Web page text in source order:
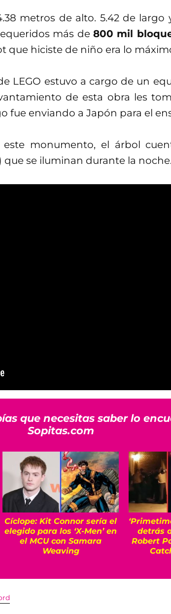
metros de alto. 5.42 de largo
más de 800 mil
que hiciste de niño era lo
LEGO estuvo a cargo de un
de esta obra les
fue enviando a Japón para el
este monumento, el árbol
que se iluminan durante la noche.
que necesitas saber lo
Sopitas.com
Cíclope: Kit Connor sería el
elegido para los ‘X-Men’ en
el MCU con Samara
Weaving
detrás
Robert